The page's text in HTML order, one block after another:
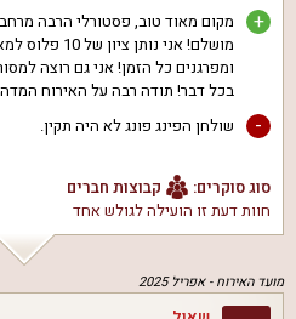
+
מקום מאוד טוב, פסטורלי הרבה
מושלם! אני
ומפרגנים כל הזמן! אני גם רוצה
בכל דבר! תודה רבה על האירוח
- שולחן הפינג פונג לא היה תקין.
סוג סוקרים:
קבוצות חברים
חוות דעת זו הועילה לגולש אחד
מועד האירוח -אפריל 2025